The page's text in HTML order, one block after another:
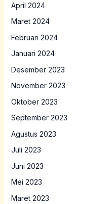
April 2024
Maret 2024
Februari 2024
Januari 2024
Desember 2023
November 2023
Oktober 2023
September 2023
Agustus 2023
Juli 2023
Juni 2023
Mei 2023
Maret 2023